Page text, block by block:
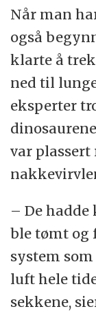
Når man
også
klarte å
ned til
eksperter
var
– De
ble tømt og
system
luft hele
sekkene,